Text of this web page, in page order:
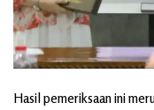
Hasil pemeriksaan ini